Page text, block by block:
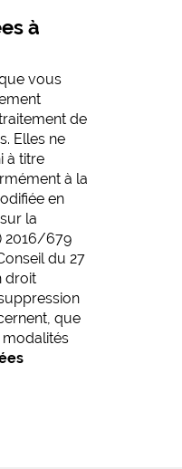
à
vous
de
Elles ne
à titre
à la
en
la
2016/679
du 27
droit
que